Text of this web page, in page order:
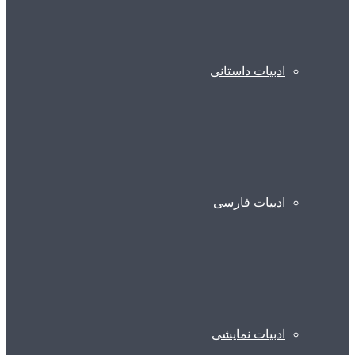
ادبیات داستانی
ادبیات فارسی
ادبیات نمایشی